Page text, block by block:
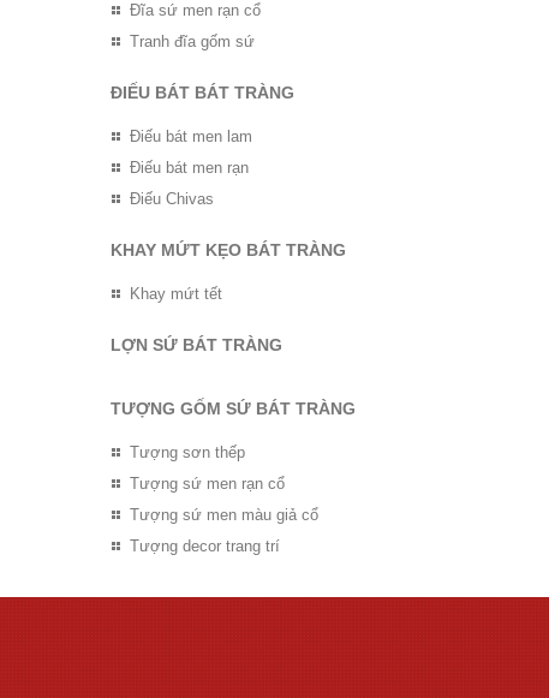
Đĩa sứ men rạn cổ
Tranh đĩa gốm sứ
ĐIẾU BÁT BÁT TRÀNG
Điếu bát men lam
Điếu bát men rạn
Điếu Chivas
KHAY MỨT KẸO BÁT TRÀNG
Khay mứt tết
LỢN SỨ BÁT TRÀNG
TƯỢNG GỐM SỨ BÁT TRÀNG
Tượng sơn thếp
Tượng sứ men rạn cổ
Tượng sứ men màu giả cổ
Tượng decor trang trí